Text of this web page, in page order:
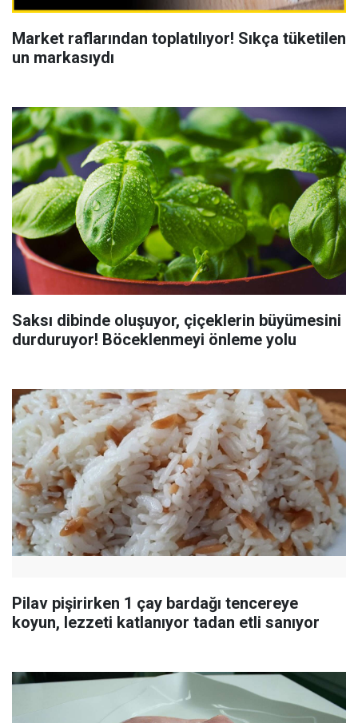
Market raflarından toplatılıyor! Sıkça tüketilen
un markasıydı
Saksı dibinde oluşuyor, çiçeklerin büyümesini
durduruyor! Böceklenmeyi önleme yolu
Pilav pişirirken 1 çay bardağı tencereye
koyun, lezzeti katlanıyor tadan etli sanıyor